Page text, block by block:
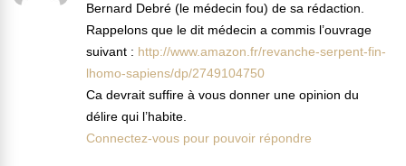
Bernard Debré (le médecin fou) de sa rédaction.
Rappelons que le dit médecin a commis l’ouvrage
suivant : http://www.amazon.fr/revanche-serpent-fin-
lhomo-sapiens/dp/2749104750
Ca devrait suffire à vous donner une opinion du
délire qui l’habite.
Connectez-vous pour pouvoir répondre